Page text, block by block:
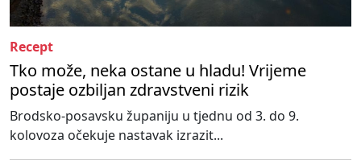
Recept
Tko može, neka ostane u hladu! Vrijeme
postaje ozbiljan zdravstveni rizik
Brodsko-posavsku županiju u tjednu od 3. do 9.
kolovoza očekuje nastavak izrazit...